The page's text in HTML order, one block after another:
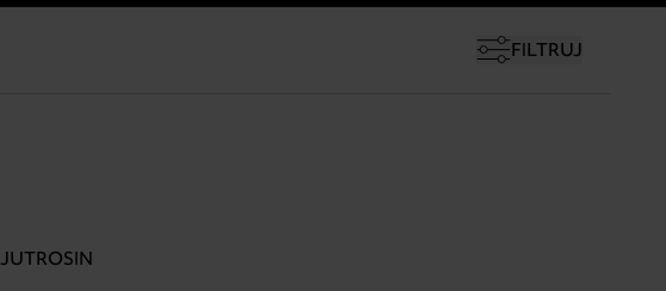
FILTRUJ
JUTROSIN